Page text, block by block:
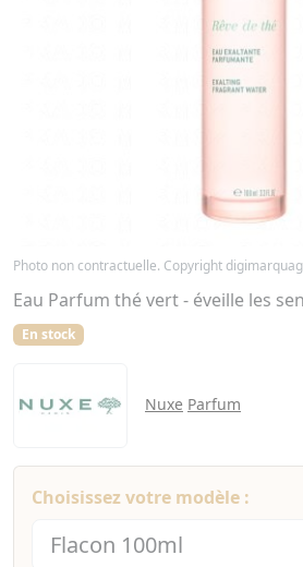
Photo non contractuelle. Copyright
Eau Parfum thé vert - éveille les
En stock
Nuxe Parfum
Choisissez votre modèle :